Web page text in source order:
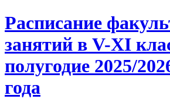
Расписание
занятий в V-XI
полугодие 2025/
года